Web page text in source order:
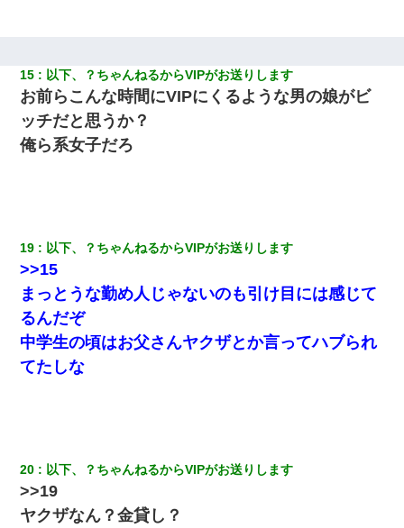
隣室のお婆ちゃん「下階からの異臭に困ってる、今もすっごく臭
い」私「変だなあ～なにも臭わないよ」→ その後。警察『絶対に
窓とドアを開けないで』
嫁が涙声で『会いたいね』とか言っているのが聞こえた。俺「こ
んな時間に誰と電話してんの？」嫁「ごめんなさい…！（大号
泣」俺（キターー）→
友人とふたりで山口に旅行した時の事。レンタカーを借りて山の
中の道を走っていたら、突然ガガッ！って音がして…
とっさに女児を捕まえたら変質者扱いされた。母親「あっち行っ
「簡単には辞めさせない」私（どうせ辞めるし…）→ 思いっきり
反論をしてみた
ケーキバイキングにいた単独の50くらいのオッサン、強烈だっ
15 以下、？ちゃんねるからVIPがお送りします
お前らこんな時間にVIPにくるような男の娘がビ
ッチだと思うか？
俺ら系女子だろ
19 以下、？ちゃんねるからVIPがお送りします
>>15
まっとうな勤め人じゃないのも引け目には感じて
るんだぞ
中学生の頃はお父さんヤクザとか言ってハブられ
てたしな
20 以下、？ちゃんねるからVIPがお送りします
>>19
ヤクザなん？金貸し？